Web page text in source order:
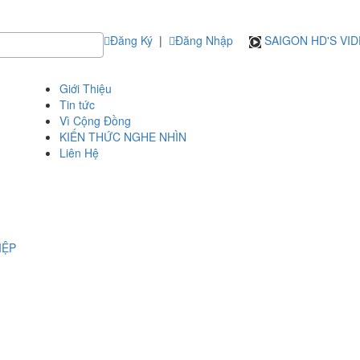
Đăng Ký | Đăng Nhập SAIGON HD'S
Giới Thiệu
Tin tức
Vì Cộng Đồng
KIẾN THỨC NGHE NHÌN
Liên Hệ